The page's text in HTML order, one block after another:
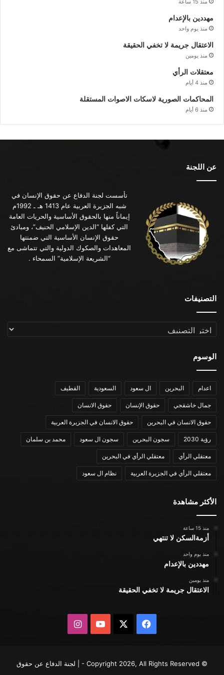
منذ 15 ساعة
مهددين بالإعدام
منذ يوم واحد
الاعتقال جريمة لا تخفي الحقيقة
منذ يومين
معتقلات الرأي
منذ 4 أيام
المحاكمات الصورية لاسكات الاصوات المستقلة
منذ 6 أيام
عن اللجنة
تأسست لجنة الدفاع عن حقوق الإنسان في
شبه الجزيرة العربية عام 1413 هـ ـ 1992م
إيماناً منها بالحقوق الأساسية والحريات العامة
التي كفلها “الدين الإسلامي الحنيف”، ومبادئ
حقوق الإنسان الأساسية التي ضمنتها
المعاهدات والصكوك الدولية والتي تتماشى مع
“الشريعة الإسلامية” السمحاء .
التصنيفات
التصنيفات
الوسوم
اعدام البحرين ال سعود السعودية القطيف
جمال خاشقجي حقوق الإنسان حقوق الانسان
حقوق الانسان في البحرين حقوق الانسان في الجزيرة العربية
رؤية 2030 سجون البحرين سجون ال سعود محمد بن سلمان
معتقلي الرأي معتقلي الرأي في البحرين
معتقلي الرأي في الجزيرة العربية نظام ال سعود
الأكثر مشاهدة
منذ 15 ساعة
أزمةالسكن لا تنتهي
منذ يوم واحد
مهددين بالإعدام
منذ يومين
الاعتقال جريمة لا تخفي الحقيقة
فيسبوك يوتيوبانستقرام
© Copyright 2026, All Rights Reserved - | لجنة الدفاع عن حقوق